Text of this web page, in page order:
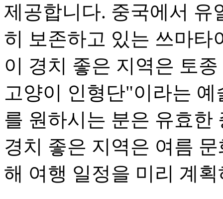
제공합니다. 중국에서 유
히 보존하고 있는 쓰마타
이 경치 좋은 지역은 토
고양이 인형단"이라는
를 원하시는 분은 유효한
경치 좋은 지역은 여름
해 여행 일정을 미리 계